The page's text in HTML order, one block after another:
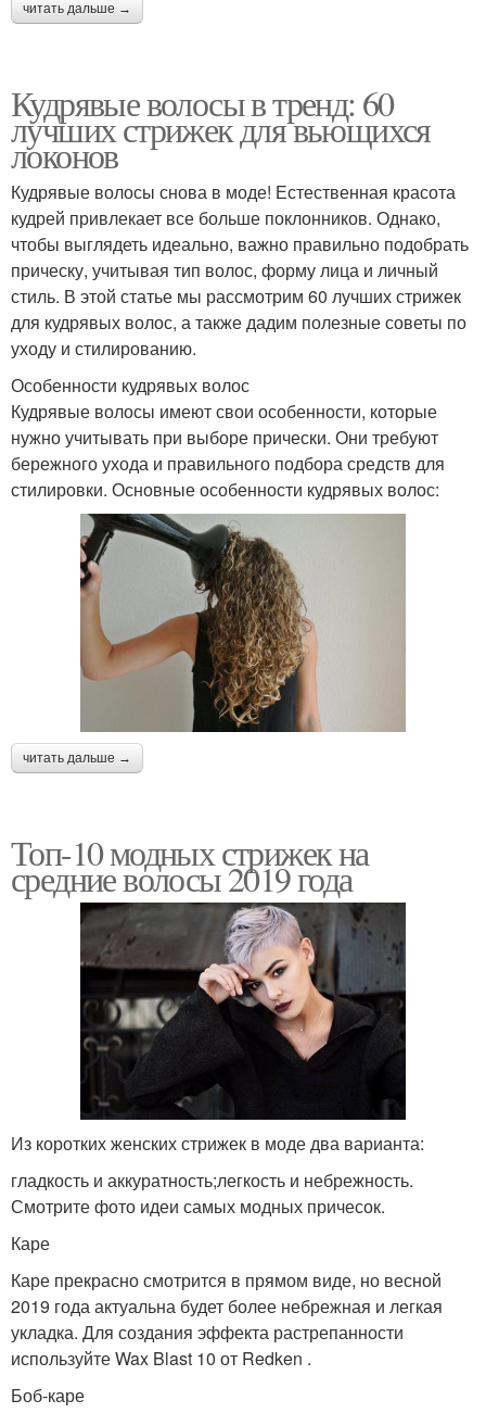
читать дальше →
Кудрявые волосы в тренд: 60
лучших стрижек для вьющихся
локонов
Кудрявые волосы снова в моде! Естественная красота
кудрей привлекает все больше поклонников. Однако,
чтобы выглядеть идеально, важно правильно подобрать
прическу, учитывая тип волос, форму лица и личный
стиль. В этой статье мы рассмотрим 60 лучших стрижек
для кудрявых волос, а также дадим полезные советы по
уходу и стилированию.
Особенности кудрявых волос
Кудрявые волосы имеют свои особенности, которые
нужно учитывать при выборе прически. Они требуют
бережного ухода и правильного подбора средств для
стилировки. Основные особенности кудрявых волос:
читать дальше →
Топ-10 модных стрижек на
средние волосы 2019 года
Из коротких женских стрижек в моде два варианта:
гладкость и аккуратность;легкость и небрежность.
Смотрите фото идеи самых модных причесок.
Каре
Каре прекрасно смотрится в прямом виде, но весной
2019 года актуальна будет более небрежная и легкая
укладка. Для создания эффекта растрепанности
используйте Wax Blast 10 от Redken .
Боб-каре